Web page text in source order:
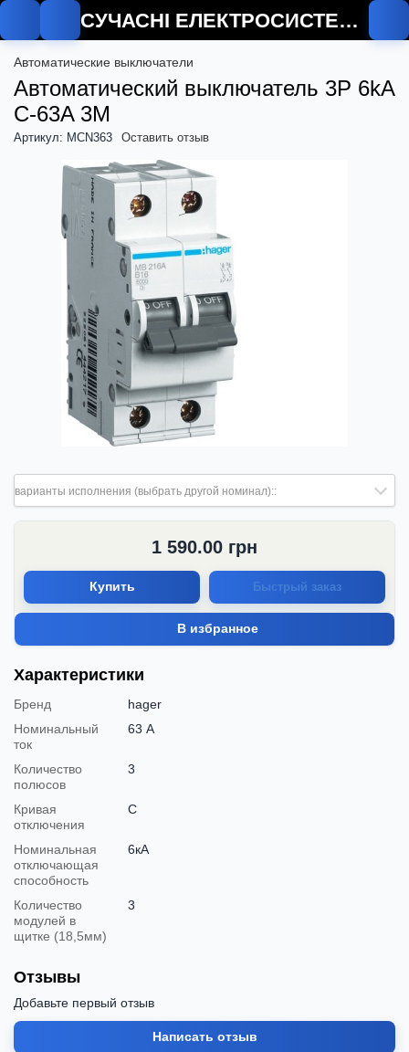
СУЧАСНІ ЕЛЕКТРОСИСТЕМИ
Автоматические выключатели
Автоматический выключатель 3P 6kA
C-63A 3M
Артикул: MCN363 Оставить отзыв
варианты исполнения (выбрать другой номинал)::
1 590.00 грн
Купить Быстрый заказ
В избранное
Характеристики
Бренд
hager
Номинальный
ток
63 А
Количество
полюсов
3
Кривая
отключения
C
Номинальная
отключающая
способность
6кА
Количество
модулей в
щитке (18,5мм)
3
Отзывы
Добавьте первый отзыв
Написать отзыв